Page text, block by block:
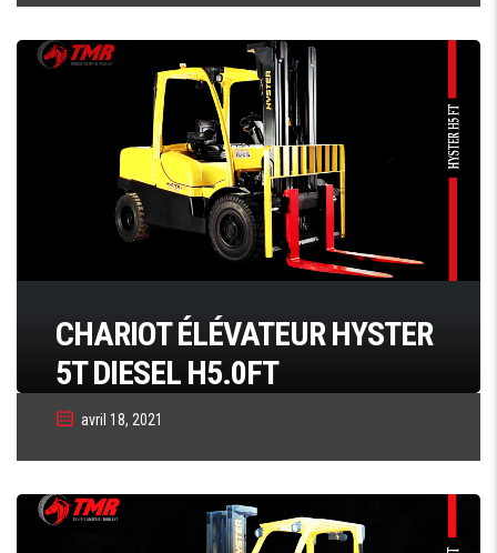
CHARIOT ÉLÉVATEUR HYSTER
5T DIESEL H5.0FT
avril 18, 2021